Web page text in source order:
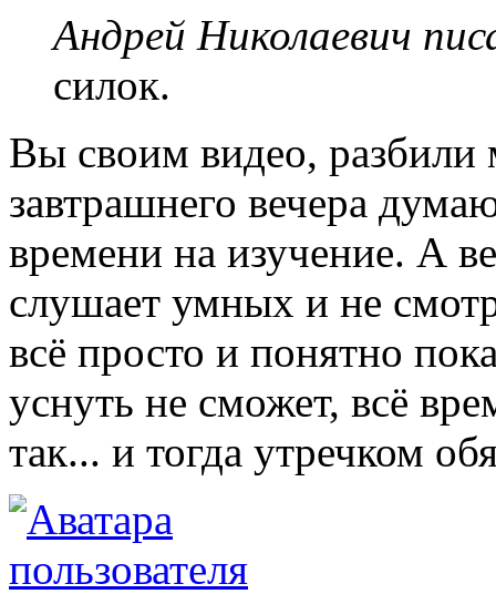
Андрей Николаевич
силок.
Вы своим видео, разбили
завтрашнего вечера
времени на изучение. А
слушает умных и не
всё просто и понятно
уснуть не сможет, всё
так... и тогда утречком